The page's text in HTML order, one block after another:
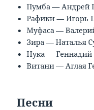
Пумба — Андрей
Рафики — Игорь
Муфаса —
Зира — Наталья
Нука —
Витани — Аглая
Песни